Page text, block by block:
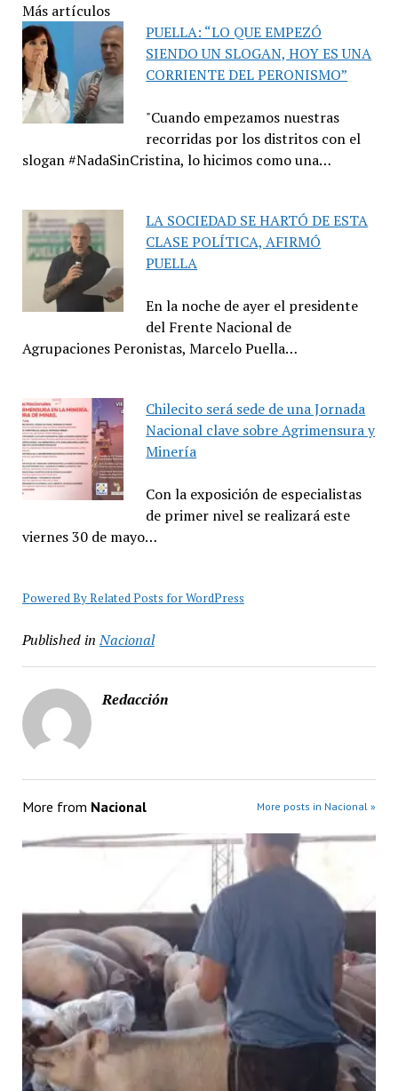
Más artículos
PUELLA: “LO QUE EMPEZÓ
SIENDO UN SLOGAN, HOY ES UNA
CORRIENTE DEL PERONISMO”
"Cuando empezamos nuestras
recorridas por los distritos con el
slogan #NadaSinCristina, lo hicimos como una…
LA SOCIEDAD SE HARTÓ DE ESTA
CLASE POLÍTICA, AFIRMÓ
PUELLA
En la noche de ayer el presidente
del Frente Nacional de
Agrupaciones Peronistas, Marcelo Puella…
Chilecito será sede de una Jornada
Nacional clave sobre Agrimensura y
Minería
Con la exposición de especialistas
de primer nivel se realizará este
viernes 30 de mayo…
Powered By Related Posts for WordPress
Published in Nacional
Redacción
More from Nacional More posts in Nacional »